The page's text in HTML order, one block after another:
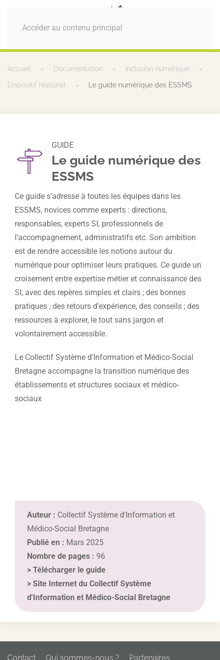
Accéder au contenu principal
MENU
Accueil Documentation Inclusion numérique
Dispositif National Le guide numérique des ESSMS
GUIDE
Le guide numérique des
ESSMS
Ce guide s’adresse à toutes les équipes dans les
ESSMS, novices comme experts : directions,
responsables, experts SI, professionnels de
l’accompagnement, administratifs etc. Son ambition
est de rendre accessible les notions autour du
numérique pour optimiser leurs pratiques. Ce guide un
croisement entre expertise métier et connaissance des
SI, avec des repères simples et clairs ; des bonnes
pratiques ; des retours d’expérience, des conseils ; des
ressources à explorer, le tout sans jargon et
volontairement accessible.
Le Collectif Système d'Information et Médico-Social
Bretagne accompagne la transition numérique des
établissements et structures sociaux et médico-
sociaux
Auteur : Collectif Système d'Information et
Médico-Social Bretagne
Publié en : Mars 2025
Nombre de pages : 96
> Télécharger le guide
> Site Internet du Collectif Système
d'Information et Médico-Social Bretagne
Contact Qui sommes-nous ? Partenaires